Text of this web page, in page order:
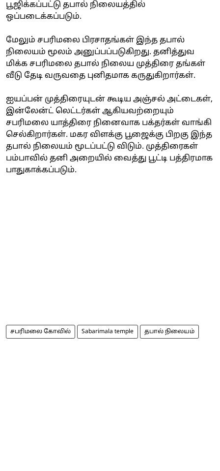
பூஜிக்கப்பட்டு தபால் நிலையத்தில்
ஒப்படைக்கப்படும்.
மேலும் சபரிமலை பிரசாதங்கள் இந்த தபால்
நிலையம் மூலம் அனுப்பப்படுகிறது. தனித்துவ
மிக்க சபரிமலை தபால் நிலைய முத்திரை தங்கள்
வீடு தேடி வருவதை புனிதமாக கருதுகிறார்கள்.
ஐயப்பன் முத்திரையுடன் கூடிய அஞ்சல் அட்டைகள்,
இன்லேன்ட் லெட்டர்கள் ஆகியவற்றையும்
சபரிமலை யாத்திரை நினைவாக பக்தர்கள் வாங்கி
செல்கிறார்கள். மகர விளக்கு பூஜைக்கு பிறகு இந்த
தபால் நிலையம் மூடப்பட்டு விடும். முத்திரைகள்
பம்பாவில் தனி அறையில் வைத்து பூட்டி பத்திரமாக
பாதுகாக்கப்படும்.
சபரிமலை கோவில் Sabarimala temple தபால் நிலையம்